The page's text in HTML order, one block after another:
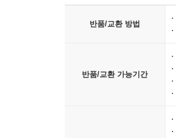
반품/교환 방법
반품/교환 가능기간